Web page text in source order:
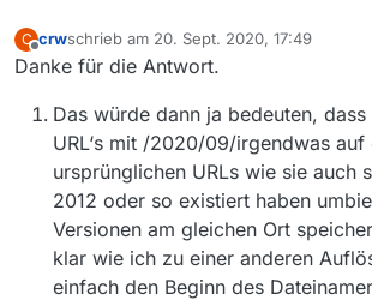
C
Offline
crwschrieb am 20. Sept. 2020, 17:49
zuletzt editiert von
Danke für die Antwort.
Das würde dann ja bedeuten,
URL‘s mit /2020/09/irgendwas auf
ursprünglichen URLs wie sie auch
2012 oder so existiert haben
Versionen am gleichen Ort
klar wie ich zu einer anderen
einfach den Beginn des